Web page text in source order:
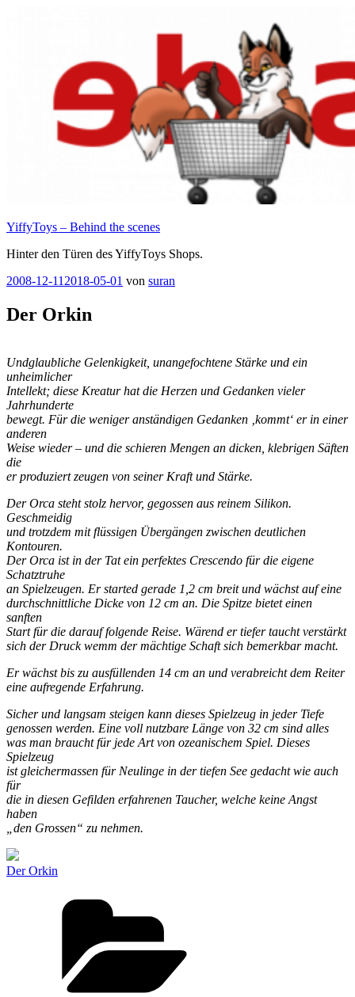
YiffyToys – Behind the scenes
Hinter den Türen des YiffyToys Shops.
Veröffentlicht
2008-12-11 2018-05-01 von suran
Der Orkin
Undglaubliche Gelenkigkeit, unangefochtene Stärke und ein
unheimlicher
Intellekt; diese Kreatur hat die Herzen und Gedanken vieler
Jahrhunderte
bewegt. Für die weniger anständigen Gedanken ‚kommt‘ er in einer
anderen
Weise wieder – und die schieren Mengen an dicken, klebrigen Säften
die
er produziert zeugen von seiner Kraft und Stärke.
Der Orca steht stolz hervor, gegossen aus reinem Silikon.
Geschmeidig
und trotzdem mit flüssigen Übergängen zwischen deutlichen
Kontouren.
Der Orca ist in der Tat ein perfektes Crescendo für die eigene
Schatztruhe
an Spielzeugen. Er started gerade 1,2 cm breit und wächst auf eine
durchschnittliche Dicke von 12 cm an. Die Spitze bietet einen
sanften
Start für die darauf folgende Reise. Wärend er tiefer taucht verstärkt
sich der Druck wemm der mächtige Schaft sich bemerkbar macht.
Er wächst bis zu ausfüllenden 14 cm an und verabreicht dem Reiter
eine aufregende Erfahrung.
Sicher und langsam steigen kann dieses Spielzeug in jeder Tiefe
genossen werden. Eine voll nutzbare Länge von 32 cm sind alles
was man braucht für jede Art von ozeanischem Spiel. Dieses
Spielzeug
ist gleichermassen für Neulinge in der tiefen See gedacht wie auch
für
die in diesen Gefilden erfahrenen Taucher, welche keine Angst
haben
„den Grossen“ zu nehmen.
Der Orkin